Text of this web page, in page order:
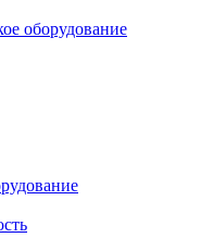
оборудование